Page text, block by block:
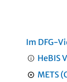
Im DFG-
HeBIS
METS